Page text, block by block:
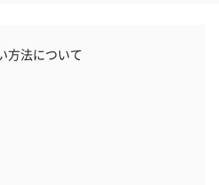
方法について